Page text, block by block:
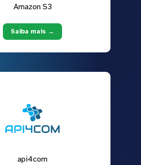
Amazon S3
Saiba mais →
api4com